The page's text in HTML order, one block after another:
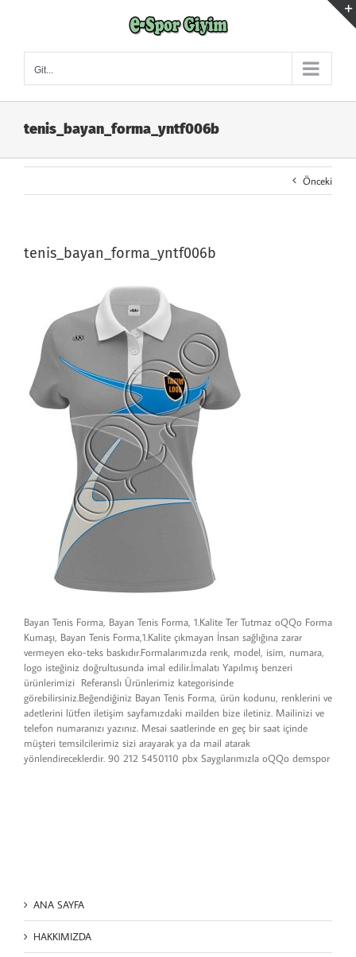
Git...
tenis_bayan_forma_yntf006b
Önceki
tenis_bayan_forma_yntf006b
Bayan Tenis Forma, Bayan Tenis Forma, 1.Kalite Ter Tutmaz oQQo Forma
Kumaşı, Bayan Tenis Forma,1.Kalite çıkmayan İnsan sağlığına zarar
vermeyen eko-teks baskıdır.Formalarımızda renk, model, isim, numara,
logo isteğiniz doğrultusunda imal edilir.İmalatı Yapılmış benzeri
ürünlerimizi Referanslı Ürünlerimiz kategorisinde
görebilirsiniz.Beğendiğiniz Bayan Tenis Forma, ürün kodunu, renklerini ve
adetlerini lütfen iletişim sayfamızdaki mailden bize iletiniz. Mailinizi ve
telefon numaranızı yazınız. Mesai saatlerinde en geç bir saat içinde
müşteri temsilcilerimiz sizi arayarak ya da mail atarak
yönlendireceklerdir. 90 212 5450110 pbx Saygılarımızla oQQo demspor
ANA SAYFA
HAKKIMIZDA